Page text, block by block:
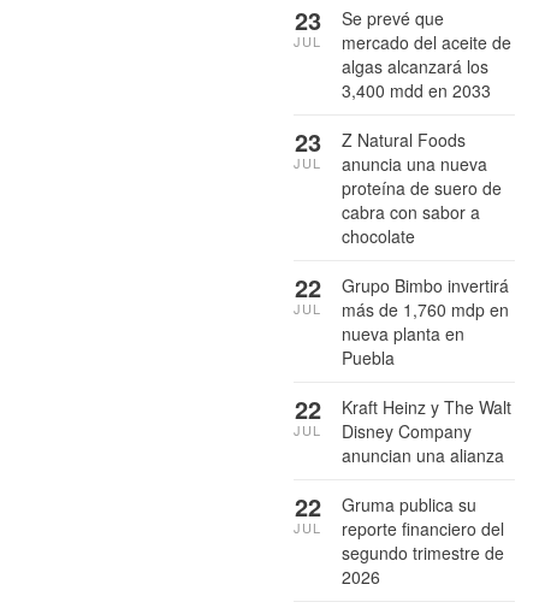
Se prevé que
mercado del aceite de
algas alcanzará los
3,400 mdd en 2033
23
JUL
Z Natural Foods
anuncia una nueva
proteína de suero de
cabra con sabor a
chocolate
23
JUL
Grupo Bimbo invertirá
más de 1,760 mdp en
nueva planta en
Puebla
22
JUL
Kraft Heinz y The Walt
Disney Company
anuncian una alianza
22
JUL
Gruma publica su
reporte financiero del
segundo trimestre de
2026
22
JUL